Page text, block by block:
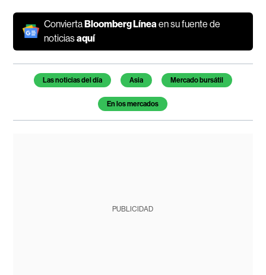
ConviertaBloomberg Línea en su fuente de
noticiasaquí
Temas de este artículo
Las noticias del día Asia Mercado bursátil
En los mercados
PUBLICIDAD